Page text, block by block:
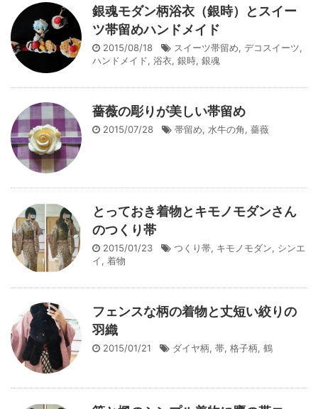
銀魂モダン柄浴衣（銀時）とスイー
ツ帯留めハンドメイド
2015/08/18 スイーツ帯留め, デコスイーツ,
ハンドメイド, 浴衣, 銀時, 銀魂
薔薇の彫りが美しい帯留め
2015/07/28 帯留め, 水牛の角, 薔薇
とっておき着物とキモノモダンさん
のつくり帯
2015/01/23 つくり帯, キモノモダン, シンエ
イ, 着物
フェンスな柄の着物と丈短い絞りの
羽織
2015/01/21 ダイヤ柄, 帯, 格子柄, 鶴